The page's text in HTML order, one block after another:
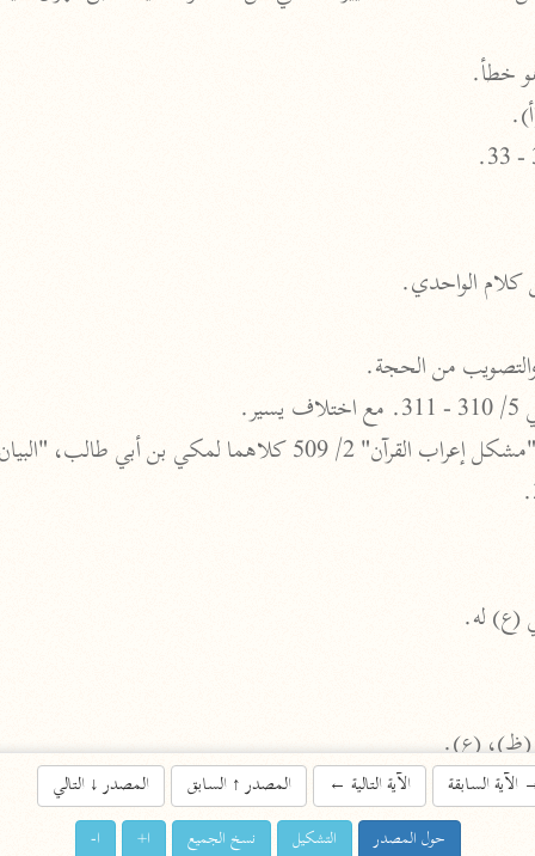
اشترك لتصلك أخبار مشاريعنا
اشترك
تطوير
رعاية
خطأ.
كلام الواحدي.
من الحجة.
(ع) له.
(ظ)، (ع).
الآية السابقة الآية التالية ← المصدر↑السابق المصدر↓التالي
حول المصدر التشكيل نسخ الجميع ا+ ا-